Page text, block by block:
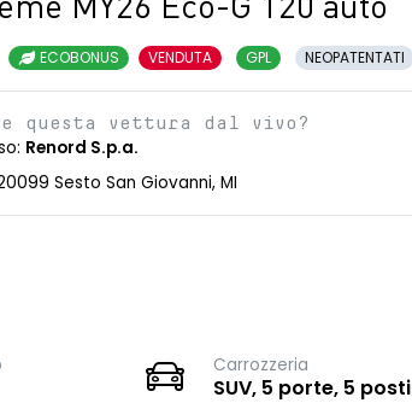
MY26 Eco-G 120 auto
ECOBONUS VENDUTA GPL NEOPATENTATI
questa vettura dal vivo?
Renord S.p.a.
Sesto San Giovanni, MI
Carrozzeria
SUV, 5 porte, 5 posti